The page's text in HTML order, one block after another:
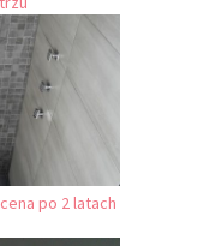
po 2 latach